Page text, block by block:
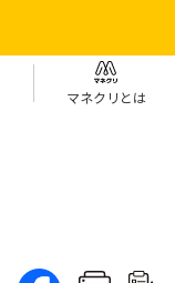
マネクリとは